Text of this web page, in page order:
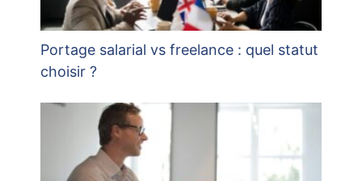
Portage salarial vs freelance : quel statut
choisir ?